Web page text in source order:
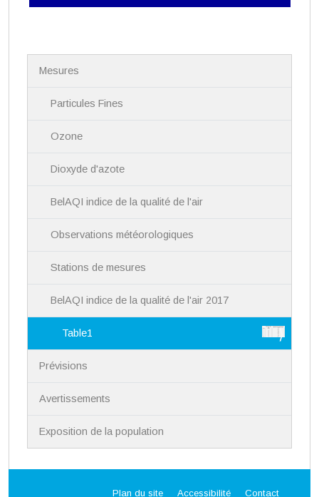
Mesures
Particules Fines
Ozone
Dioxyde d'azote
BelAQI indice de la qualité de l'air
Observations météorologiques
Stations de mesures
BelAQI indice de la qualité de l'air 2017
Table1
Prévisions
Avertissements
Exposition de la population
Plan du site Accessibilité Contact